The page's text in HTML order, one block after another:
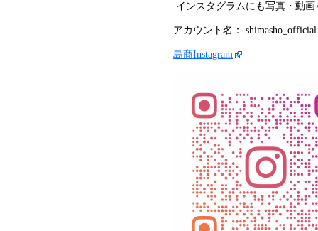
インスタグラムにも写真・動
アカウント名： shimasho_official
島商Instagram